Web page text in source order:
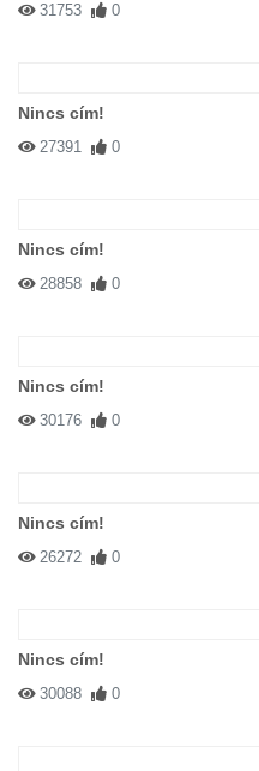
31753 0
Nincs cím!
27391 0
Nincs cím!
28858 0
Nincs cím!
30176 0
Nincs cím!
26272 0
Nincs cím!
30088 0